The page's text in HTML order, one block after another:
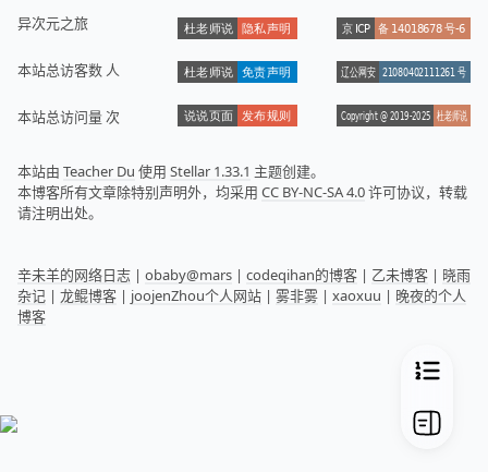
异次元之旅
本站总访客数 人
本站总访问量次
本站由 Teacher Du 使用 Stellar 1.33.1 主题创建。
本博客所有文章除特别声明外，均采用 CC BY-NC-SA 4.0许可协议，转载
请注明出处。
辛未羊的网络日志 | obaby@mars | codeqihan的博客 | 乙未博客 | 晓雨
杂记 | 龙鲲博客 | joojenZhou个人网站 | 雾非雾 | xaoxuu | 晚夜的个人
博客